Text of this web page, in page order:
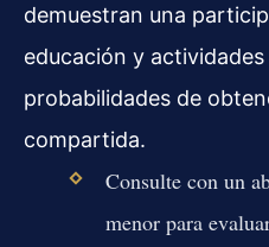
demuestran una
educación y
probabilidades de
compartida.
Consulte con un
menor para